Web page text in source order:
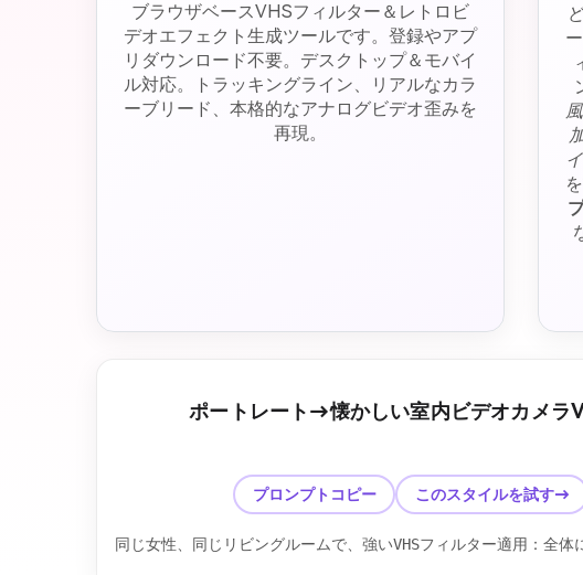
ブラウザベースVHSフィルター＆レトロビ
デオエフェクト生成ツールです。登録やアプ
リダウンロード不要。デスクトップ＆モバイ
ル対応。トラッキングライン、リアルなカラ
ーブリード、本格的なアナログビデオ歪みを
再現。
ポートレート→懐かしい室内ビデオカメラ
プロンプトコピー このスタイルを試す→
同じ女性、同じリビングルームで、強いVHSフィルター適用：全